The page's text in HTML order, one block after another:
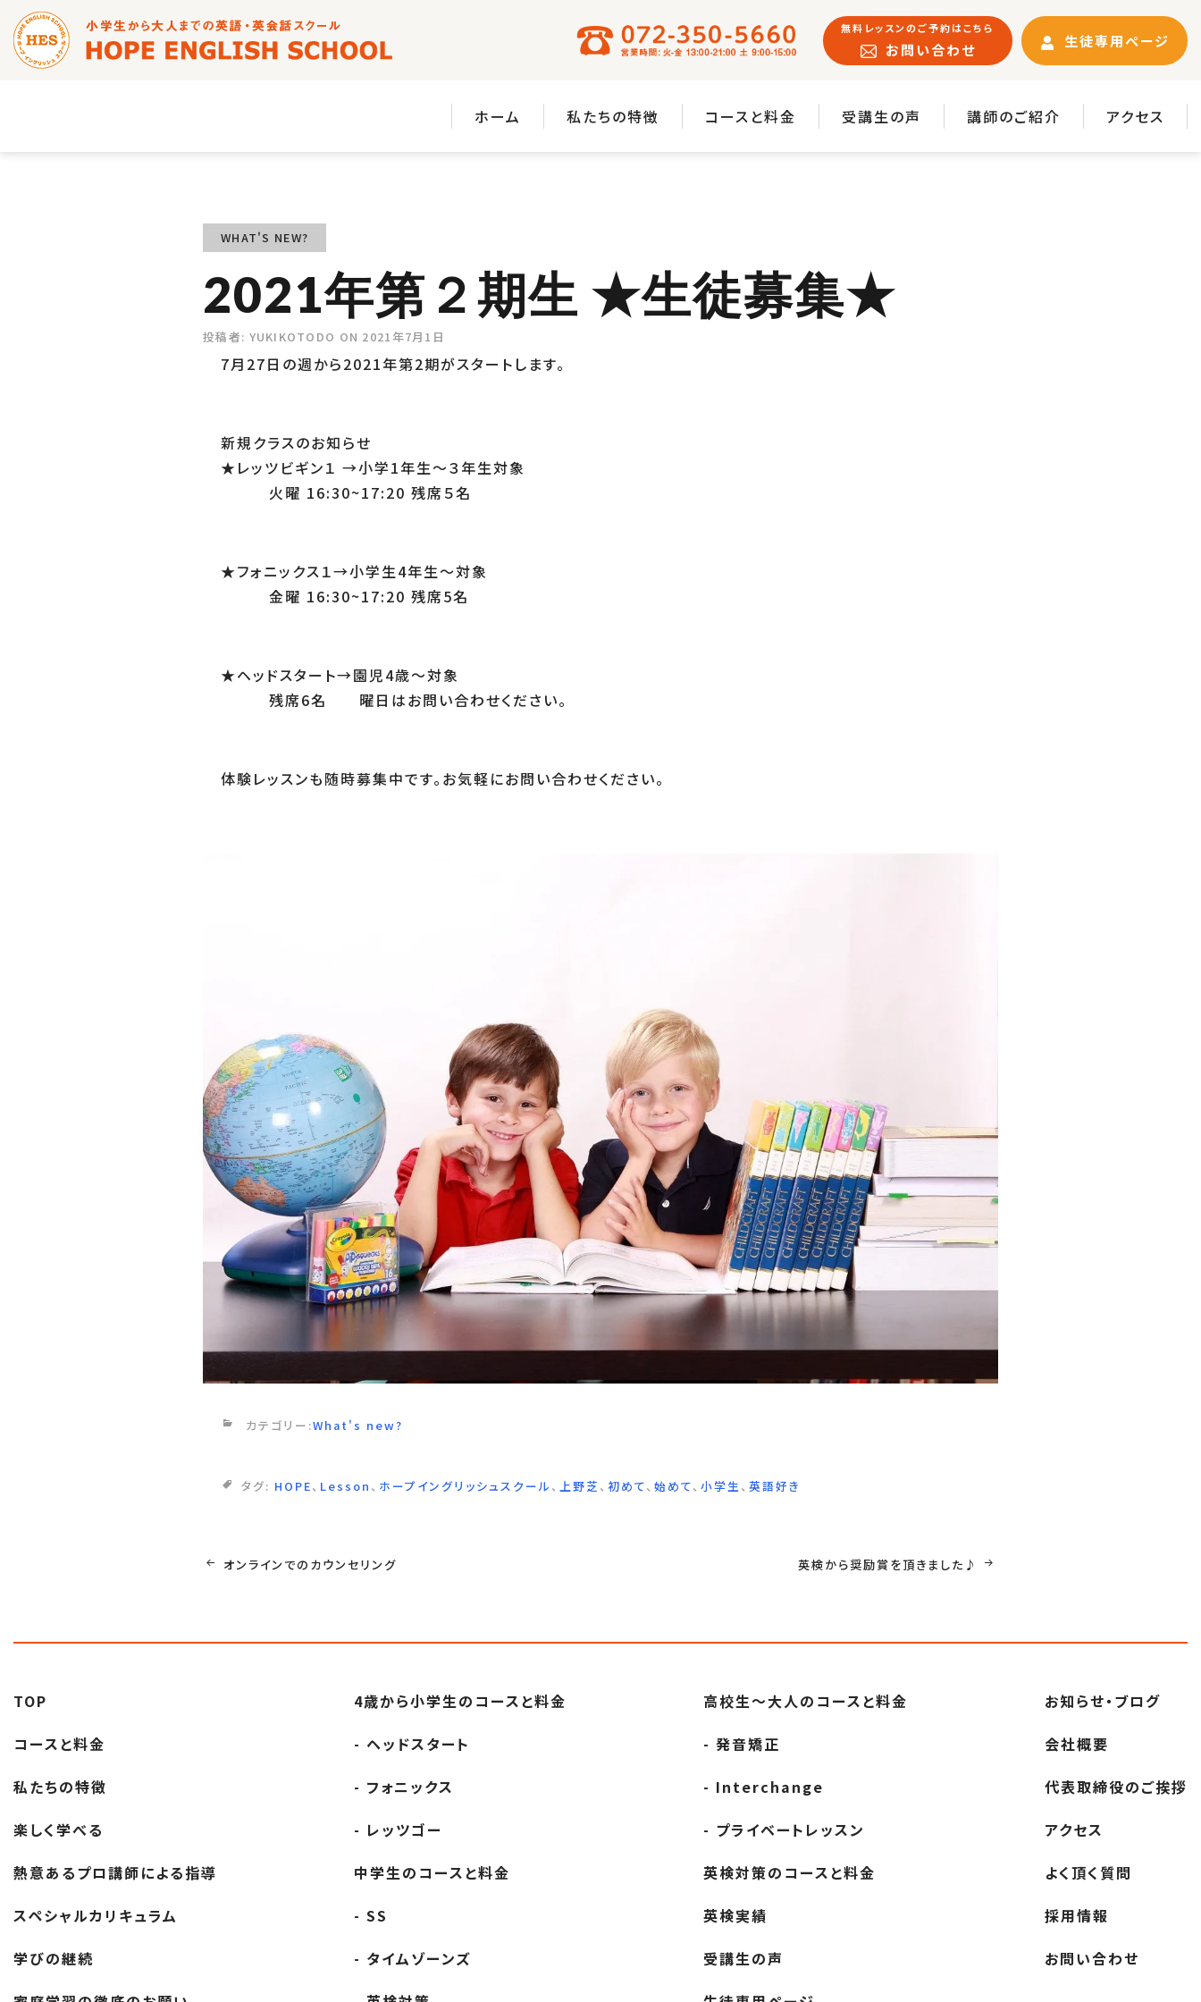
無料レッスンのご予約はこちら
お問い合わせ 生徒専用ページ
ホーム 私たちの特徴 コースと料金 受講生の声 講師のご紹介 アクセス
WHAT'S NEW?
2021年第２期生 ★生徒募集★
投稿者: YUKIKOTODO ON 2021年7月1日
7月27日の週から2021年第2期がスタートします。
新規クラスのお知らせ
★レッツビギン１ →小学1年生〜３年生対象
火曜 16:30~17:20 残席５名
★フォニックス１→小学生4年生〜対象
金曜 16:30~17:20 残席5名
★ヘッドスタート→園児4歳〜対象
残席6名 曜日はお問い合わせください。
体験レッスンも随時募集中です。お気軽にお問い合わせください。
カテゴリー:What's new?
タグ: HOPE、 Lesson 、 ホープイングリッシュスクール 、上野芝 、 初めて、始めて、小学生 、英語好き
投オンラインでのカウンセリング 英検から奨励賞を頂きました♪
TOP
コースと料金
私たちの特徴
楽しく学べる
熱意あるプロ講師による指導
スペシャルカリキュラム
学びの継続
4歳から小学生の コースと料金
- ヘッドスタート
- フォニックス
- レッツゴー
中学生の コースと料金
- SS
- タイムゾーンズ
高校生～大人の コースと料金
- 発音矯正
- Interchange
- プライベート レッスン
英検対策の コースと料金
英検実績
受講生の声
お知らせ・ブログ
会社概要
代表取締役のご挨拶
アクセス
よく頂く質問
採用情報
お問い合わせ